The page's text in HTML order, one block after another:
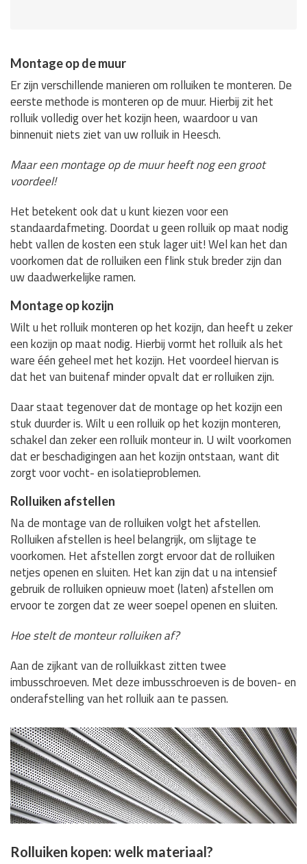
Montage op de muur
Er zijn verschillende manieren om rolluiken te monteren. De
eerste methode is monteren op de muur. Hierbij zit het
rolluik volledig over het kozijn heen, waardoor u van
binnenuit niets ziet van uw rolluik in Heesch.
Maar een montage op de muur heeft nog een groot
voordeel!
Het betekent ook dat u kunt kiezen voor een
standaardafmeting. Doordat u geen rolluik op maat nodig
hebt vallen de kosten een stuk lager uit! Wel kan het dan
voorkomen dat de rolluiken een flink stuk breder zijn dan
uw daadwerkelijke ramen.
Montage op kozijn
Wilt u het rolluik monteren op het kozijn, dan heeft u zeker
een kozijn op maat nodig. Hierbij vormt het rolluik als het
ware één geheel met het kozijn. Het voordeel hiervan is
dat het van buitenaf minder opvalt dat er rolluiken zijn.
Daar staat tegenover dat de montage op het kozijn een
stuk duurder is. Wilt u een rolluik op het kozijn monteren,
schakel dan zeker een rolluik monteur in. U wilt voorkomen
dat er beschadigingen aan het kozijn ontstaan, want dit
zorgt voor vocht- en isolatieproblemen.
Rolluiken afstellen
Na de montage van de rolluiken volgt het afstellen.
Rolluiken afstellen is heel belangrijk, om slijtage te
voorkomen. Het afstellen zorgt ervoor dat de rolluiken
netjes openen en sluiten. Het kan zijn dat u na intensief
gebruik de rolluiken opnieuw moet (laten) afstellen om
ervoor te zorgen dat ze weer soepel openen en sluiten.
Hoe stelt de monteur rolluiken af?
Aan de zijkant van de rolluikkast zitten twee
imbusschroeven. Met deze imbusschroeven is de boven- en
onderafstelling van het rolluik aan te passen.
Rolluiken kopen: welk materiaal?